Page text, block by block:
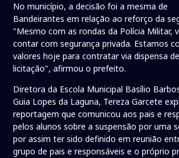
No município, a decisão foi a mesma de
Bandeirantes em relação ao reforço da
"Mesmo com as rondas da Polícia Militar,
contar com segurança privada. Estamos
valores hoje para contratar via dispensa de
licitação", afirmou o prefeito.
Diretora da Escola Municipal Basílio
Guia Lopes da Laguna, Tereza Garcete
reportagem que comunicou aos pais e
pelos alunos sobre a suspensão por uma
por assim ter sido definido em reunião
grupo de pais e responsáveis e o próprio